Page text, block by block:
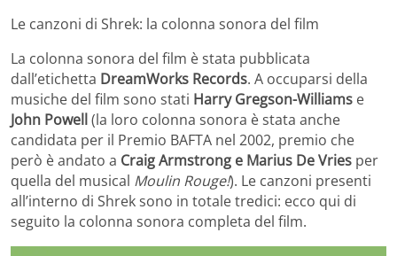
Le canzoni di Shrek: la colonna sonora del film
La colonna sonora del film è stata pubblicata
dall’etichetta DreamWorks Records. A occuparsi della
musiche del film sono stati Harry Gregson-Williams e
John Powell (la loro colonna sonora è stata anche
candidata per il Premio BAFTA nel 2002, premio che
però è andato a Craig Armstrong e Marius De Vries per
quella del musical Moulin Rouge!). Le canzoni presenti
all’interno di Shrek sono in totale tredici: ecco qui di
seguito la colonna sonora completa del film.